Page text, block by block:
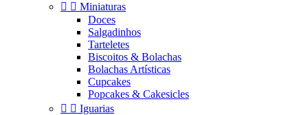
  Miniaturas
Doces
Salgadinhos
Tarteletes
Biscoitos & Bolachas
Bolachas Artísticas
Cupcakes
Popcakes & Cakesicles
  Iguarias